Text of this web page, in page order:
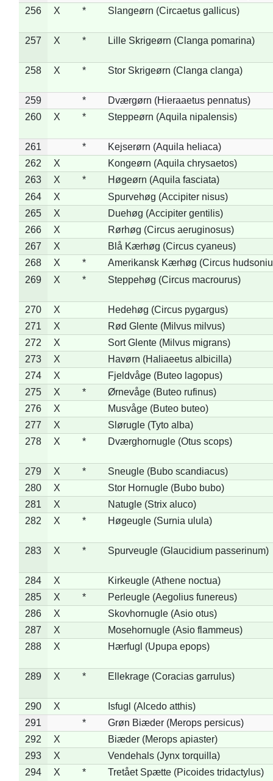
256
X * Slangeørn (Circaetus gallicus)
257 X * Lille Skrigeørn (Clanga pomarina)
258 X * Stor Skrigeørn (Clanga clanga)
259 *
Dværgørn (Hieraaetus pennatus)
260
X * Steppeørn (Aquila nipalensis)
261 *
Kejserørn (Aquila heliaca)
262
X
Kongeørn (Aquila chrysaetos)
263
X *
Høgeørn (Aquila fasciata)
264
X
Spurvehøg (Accipiter nisus)
265
X
Duehøg (Accipiter gentilis)
266
X
Rørhøg (Circus aeruginosus)
267
X
Blå Kærhøg (Circus cyaneus)
268
X *
Amerikansk Kærhøg (Circus
269
X * Steppehøg (Circus macrourus)
270 X
Hedehøg (Circus pygargus)
271
X
Rød Glente (Milvus milvus)
272
X
Sort Glente (Milvus migrans)
273
X
Havørn (Haliaeetus albicilla)
274
X
Fjeldvåge (Buteo lagopus)
275
X *
Ørnevåge (Buteo rufinus)
276
X
Musvåge (Buteo buteo)
277
X
Slørugle (Tyto alba)
278
X * Dværghornugle (Otus scops)
279 X *
Sneugle (Bubo scandiacus)
280
X
Stor Hornugle (Bubo bubo)
281
X
Natugle (Strix aluco)
282
X * Høgeugle (Surnia ulula)
283 X * Spurveugle (Glaucidium passerinum)
284 X
Kirkeugle (Athene noctua)
285
X *
Perleugle (Aegolius funereus)
286
X
Skovhornugle (Asio otus)
287
X
Mosehornugle (Asio flammeus)
288
X Hærfugl (Upupa epops)
289 X * Ellekrage (Coracias garrulus)
290 X
Isfugl (Alcedo atthis)
291
*
Grøn Biæder (Merops persicus)
292
X
Biæder (Merops apiaster)
293
X
Vendehals (Jynx torquilla)
294
X * Tretået Spætte (Picoides tridactylus)